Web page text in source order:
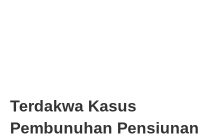
Terdakwa Kasus
Pembunuhan Pensiunan